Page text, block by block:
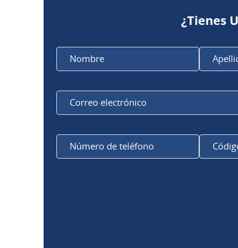
¿Tienes
Nombre
Correo electrónico
Número de teléfono